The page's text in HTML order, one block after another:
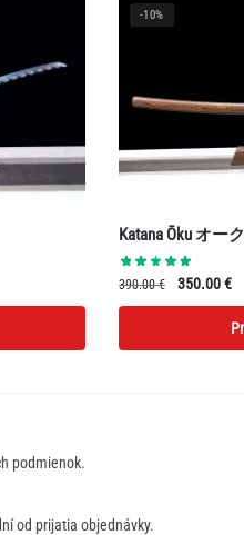
-10%
Katana Ōku オーク
390.00€
Pôvodná
cena
390.00 €.
350.00€
je:
podmienok.
od prijatia objednávky.